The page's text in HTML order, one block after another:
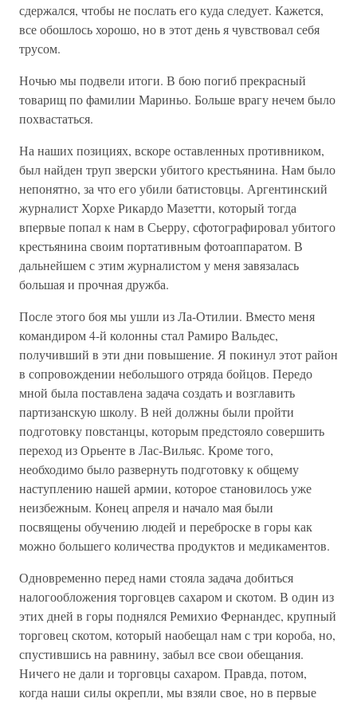
сдержался, чтобы не послать его куда следует. Кажется,
все обошлось хорошо, но в этот день я чувствовал себя
трусом.
Ночью мы подвели итоги. В бою погиб прекрасный
товарищ по фамилии Мариньо. Больше врагу нечем было
похвастаться.
На наших позициях, вскоре оставленных противником,
был найден труп зверски убитого крестьянина. Нам было
непонятно, за что его убили батистовцы. Аргентинский
журналист Хорхе Рикардо Мазетти, который тогда
впервые попал к нам в Сьерру, сфотографировал убитого
крестьянина своим портативным фотоаппаратом. В
дальнейшем с этим журналистом у меня завязалась
большая и прочная дружба.
После этого боя мы ушли из Ла-Отилии. Вместо меня
командиром 4-й колонны стал Рамиро Вальдес,
получивший в эти дни повышение. Я покинул этот район
в сопровождении небольшого отряда бойцов. Передо
мной была поставлена задача создать и возглавить
партизанскую школу. В ней должны были пройти
подготовку повстанцы, которым предстояло совершить
переход из Орьенте в Лас-Вильяс. Кроме того,
необходимо было развернуть подготовку к общему
наступлению нашей армии, которое становилось уже
неизбежным. Конец апреля и начало мая были
посвящены обучению людей и переброске в горы как
можно большего количества продуктов и медикаментов.
Одновременно перед нами стояла задача добиться
налогообложения торговцев сахаром и скотом. В один из
этих дней в горы поднялся Ремихио Фернандес, крупный
торговец скотом, который наобещал нам с три короба, но,
спустившись на равнину, забыл все свои обещания.
Ничего не дали и торговцы сахаром. Правда, потом,
когда наши силы окрепли, мы взяли свое, но в первые